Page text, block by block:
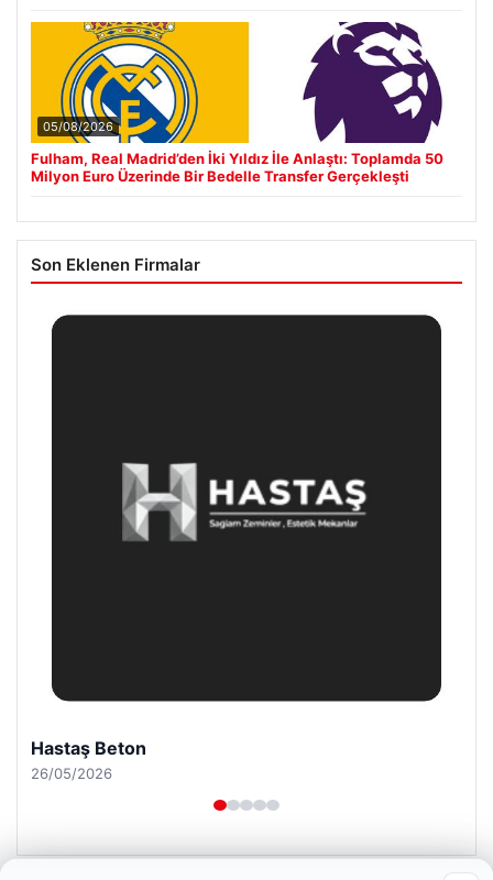
05/08/2026
Fulham, Real Madrid’den İki Yıldız İle Anlaştı: Toplamda 50
Milyon Euro Üzerinde Bir Bedelle Transfer Gerçekleşti
Son Eklenen Firmalar
Prenses Night Club
29/04/2026